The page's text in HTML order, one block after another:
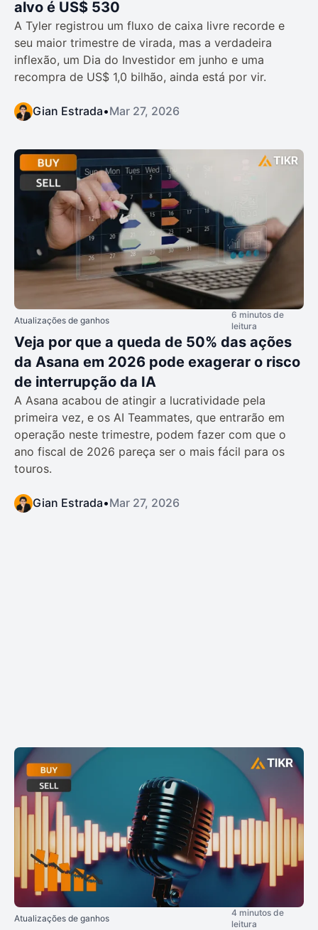
alvo é US$ 530
A Tyler registrou um fluxo de caixa livre recorde e
seu maior trimestre de virada, mas a verdadeira
inflexão, um Dia do Investidor em junho e uma
recompra de US$ 1,0 bilhão, ainda está por vir.
Gian Estrada•Mar 27, 2026
Atualizações de ganhos
6 minutos de
leitura
Veja por que a queda de 50% das ações
da Asana em 2026 pode exagerar o risco
de interrupção da IA
A Asana acabou de atingir a lucratividade pela
primeira vez, e os AI Teammates, que entrarão em
operação neste trimestre, podem fazer com que o
ano fiscal de 2026 pareça ser o mais fácil para os
touros.
Gian Estrada•Mar 27, 2026
Atualizações de ganhos
4 minutos de
leitura